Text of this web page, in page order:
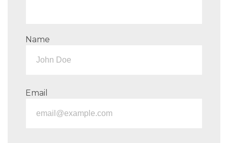
Name
Email